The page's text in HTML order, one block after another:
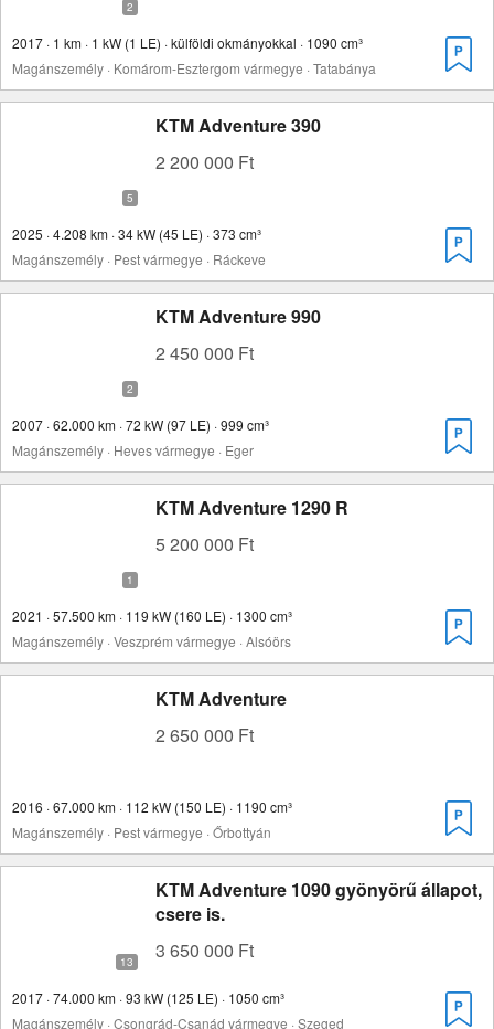
2017 · 1 km · 1 kW (1 LE) · külföldi okmányokkal · 1090 cm³
Magánszemély · Komárom-Esztergom vármegye · Tatabánya
KTM Adventure 390
2 200 000 Ft
2025 · 4.208 km · 34 kW (45 LE) · 373 cm³
Magánszemély · Pest vármegye · Ráckeve
KTM Adventure 990
2 450 000 Ft
2007 · 62.000 km · 72 kW (97 LE) · 999 cm³
Magánszemély · Heves vármegye · Eger
KTM Adventure 1290 R
5 200 000 Ft
2021 · 57.500 km · 119 kW (160 LE) · 1300 cm³
Magánszemély · Veszprém vármegye · Alsóörs
KTM Adventure
2 650 000 Ft
2016 · 67.000 km · 112 kW (150 LE) · 1190 cm³
Magánszemély · Pest vármegye · Őrbottyán
KTM Adventure 1090 gyönyörű állapot,
csere is.
3 650 000 Ft
2017 · 74.000 km · 93 kW (125 LE) · 1050 cm³
Magánszemély · Csongrád-Csanád vármegye · Szeged